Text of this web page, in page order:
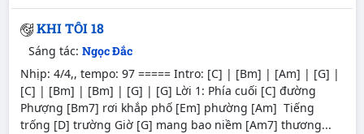
KHI TÔI 18
Sáng tác: Ngọc Đắc
Nhịp: 4/4,, tempo: 97 ===== Intro: [C] | [Bm] | [Am] | [G] |
[C] | [Bm] | [Bm] | [G] | [G] Lời 1: Phía cuối [C] đường
Phượng [Bm7] rơi khắp phố [Em] phường [Am] Tiếng
trống [D] trường Giờ [G] mang bao niềm [Am7] thương...